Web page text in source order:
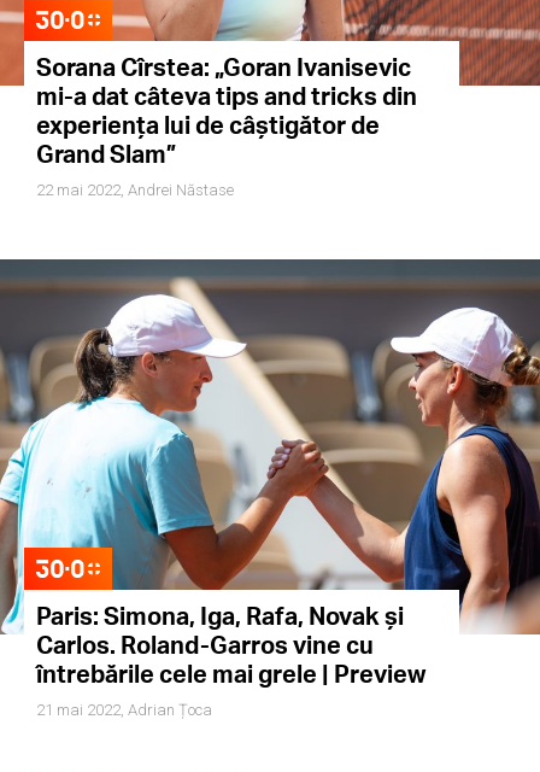
Sorana Cîrstea: „Goran Ivanisevic
mi-a dat câteva tips and tricks din
experiența lui de câștigător de
Grand Slam”
22 mai 2022, Andrei Năstase
Paris: Simona, Iga, Rafa, Novak și
Carlos. Roland-Garros vine cu
întrebările cele mai grele | Preview
21 mai 2022, Adrian Țoca